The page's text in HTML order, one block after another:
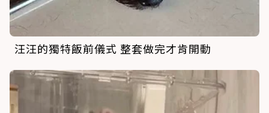
汪汪的獨特飯前儀式 整套做完才肯開動